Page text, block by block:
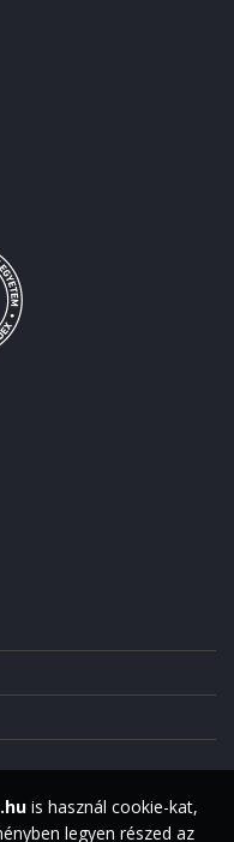
is használ cookie-kat,
legyen részed az